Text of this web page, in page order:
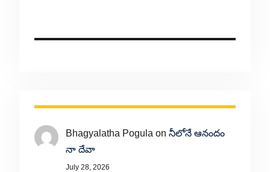
Bhagyalatha Pogula on నీలోనే ఆనందం
నా దేవా
July 28, 2026